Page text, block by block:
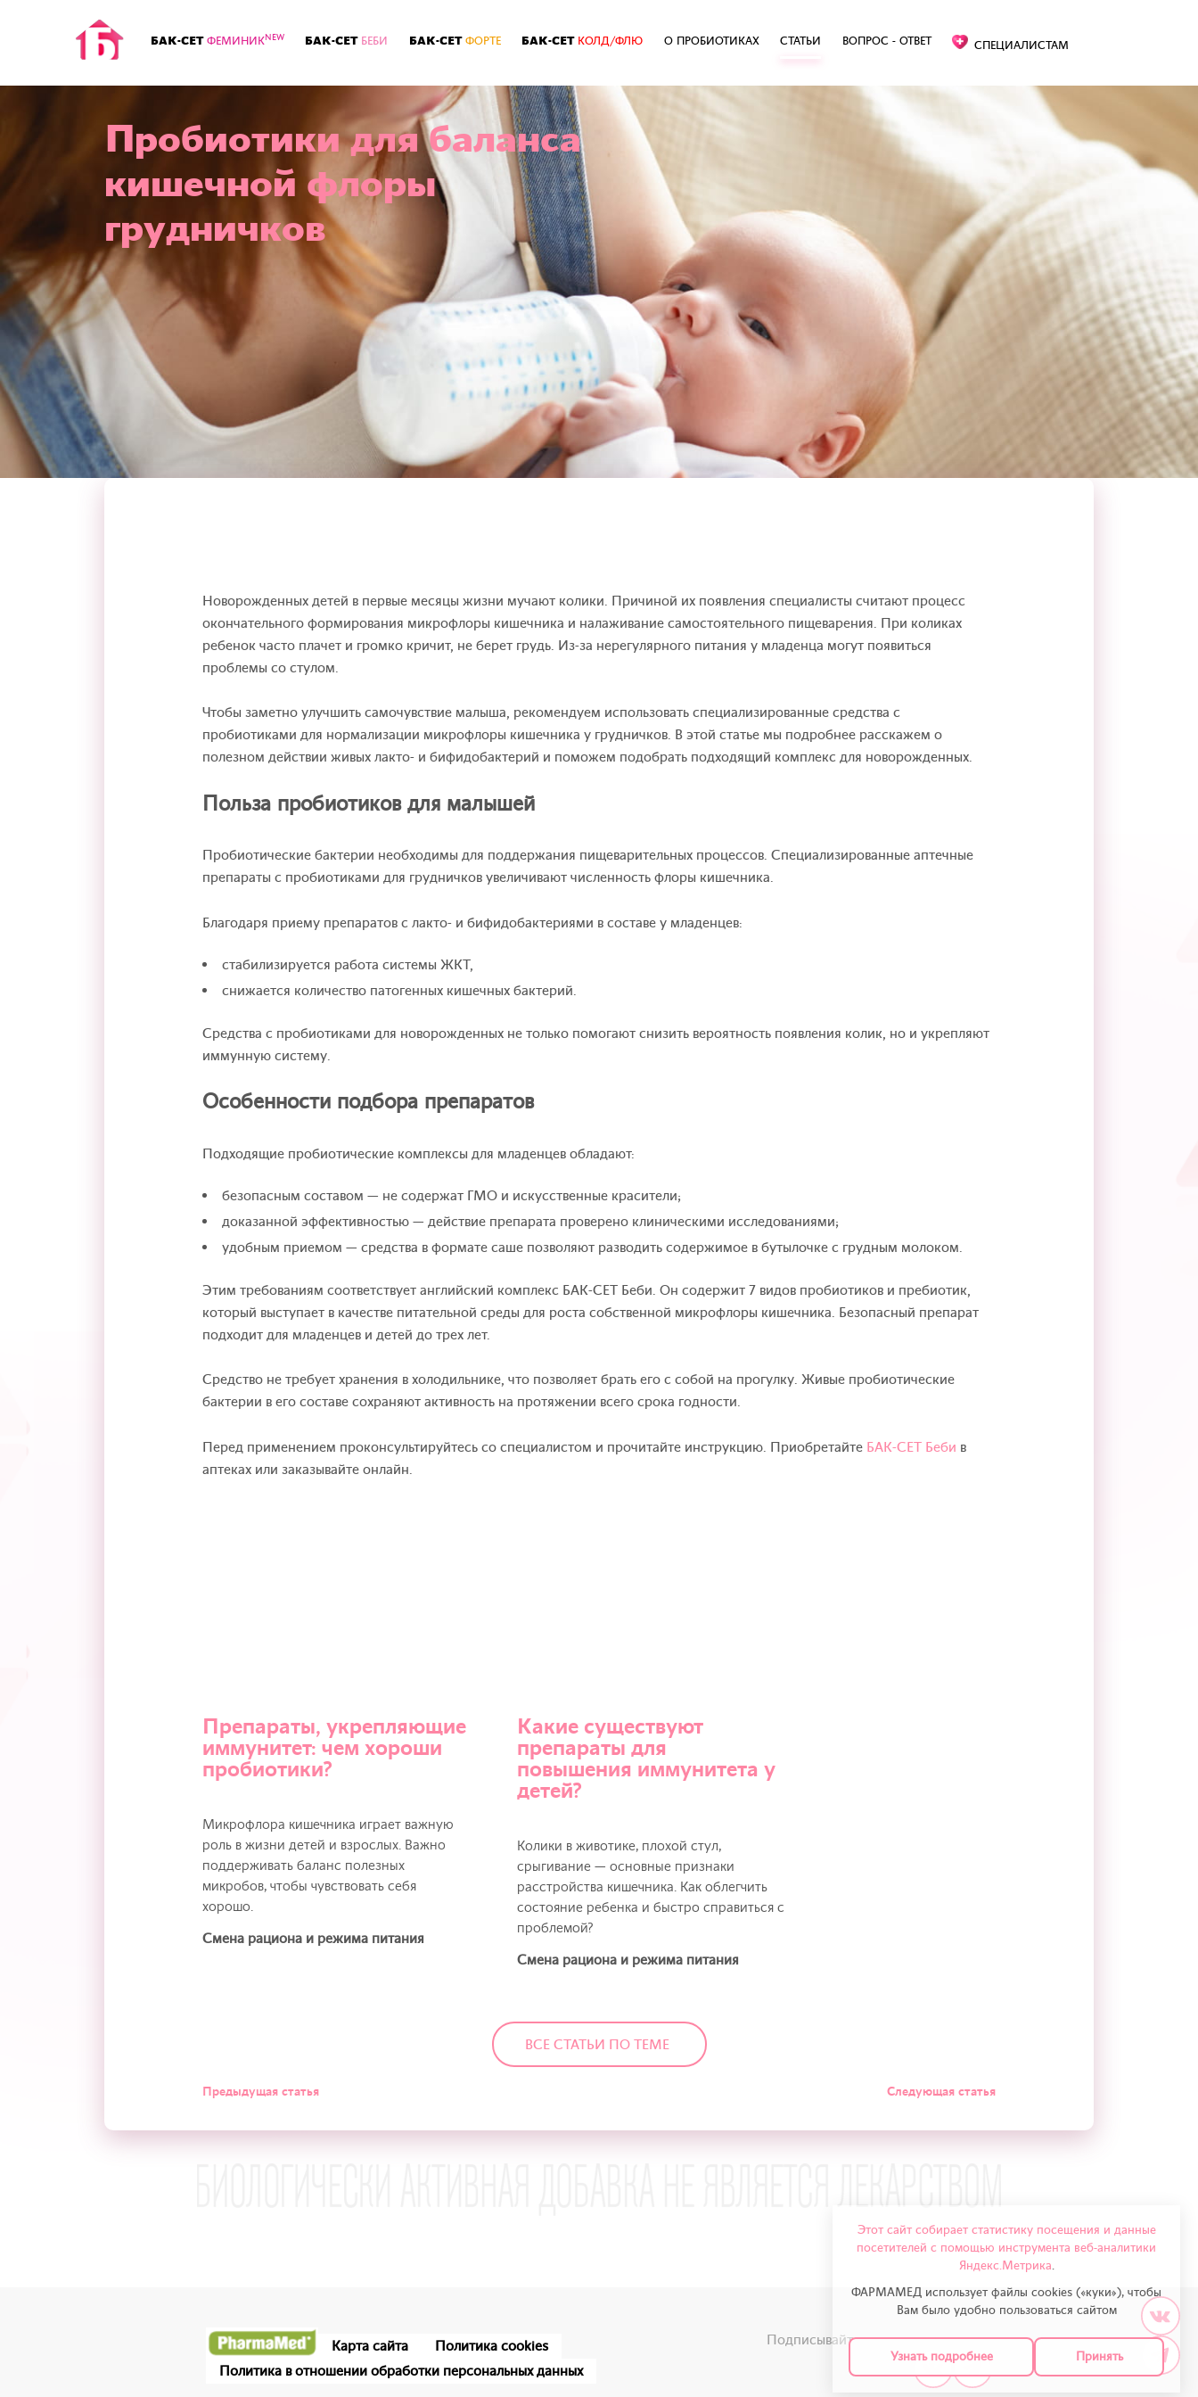
БАК-СЕТФЕМИНИКNEW БАК-СЕТ БЕБИ БАК-СЕТФОРТЕ БАК-СЕТ КОЛД/ФЛЮ О ПРОБИОТИКАХ СТАТЬИ ВОПРОС - ОТВЕТ СПЕЦИАЛИСТАМ
Пробиотики для баланса
кишечной флоры
грудничков
Новорожденных детей в первые месяцы жизни мучают колики. Причиной их появления специалисты считают процесс
окончательного формирования микрофлоры кишечника и налаживание самостоятельного пищеварения. При коликах
ребенок часто плачет и громко кричит, не берет грудь. Из-за нерегулярного питания у младенца могут появиться
проблемы со стулом.
Чтобы заметно улучшить самочувствие малыша, рекомендуем использовать специализированные средства с
пробиотиками для нормализации микрофлоры кишечника у грудничков. В этой статье мы подробнее расскажем о
полезном действии живых лакто- и бифидобактерий и поможем подобрать подходящий комплекс для новорожденных.
Польза пробиотиков для малышей
Пробиотические бактерии необходимы для поддержания пищеварительных процессов. Специализированные аптечные
препараты с пробиотиками для грудничков увеличивают численность флоры кишечника.
Благодаря приему препаратов с лакто- и бифидобактериями в составе у младенцев:
стабилизируется работа системы ЖКТ,
снижается количество патогенных кишечных бактерий.
Средства с пробиотиками для новорожденных не только помогают снизить вероятность появления колик, но и укрепляют
иммунную систему.
Особенности подбора препаратов
Подходящие пробиотические комплексы для младенцев обладают:
безопасным составом — не содержат ГМО и искусственные красители;
доказанной эффективностью — действие препарата проверено клиническими исследованиями;
удобным приемом — средства в формате саше позволяют разводить содержимое в бутылочке с грудным молоком.
Этим требованиям соответствует английский комплекс БАК-СЕТ Беби. Он содержит 7 видов пробиотиков и пребиотик,
который выступает в качестве питательной среды для роста собственной микрофлоры кишечника. Безопасный препарат
подходит для младенцев и детей до трех лет.
Средство не требует хранения в холодильнике, что позволяет брать его с собой на прогулку. Живые пробиотические
бактерии в его составе сохраняют активность на протяжении всего срока годности.
Перед применением проконсультируйтесь со специалистом и прочитайте инструкцию. Приобретайте БАК-СЕТ Беби в
аптеках или заказывайте онлайн.
Препараты, укрепляющие
иммунитет: чем хороши
пробиотики?
Микрофлора кишечника играет важную
роль в жизни детей и взрослых. Важно
поддерживать баланс полезных
микробов, чтобы чувствовать себя
хорошо.
Смена рациона и режима питания
Какие существуют
препараты для
повышения иммунитета у
детей?
Колики в животике, плохой стул,
срыгивание — основные признаки
расстройства кишечника. Как облегчить
состояние ребенка и быстро справиться с
проблемой?
Смена рациона и режима питания
ВСЕ СТАТЬИ ПО ТЕМЕ
Предыдущая статья Следующая статья
Карта сайта
Политика cookies
Политика в отношении обработки персональных данных
Подписывайтесь на нас в соцсетях:
Этот сайт собирает статистику посещения и данные
посетителей с помощью инструмента веб-аналитики
Яндекс.Метрика.
ФАРМАМЕД использует файлы cookies («куки»), чтобы
Вам было удобно пользоваться сайтом
Узнать подробнее Принять